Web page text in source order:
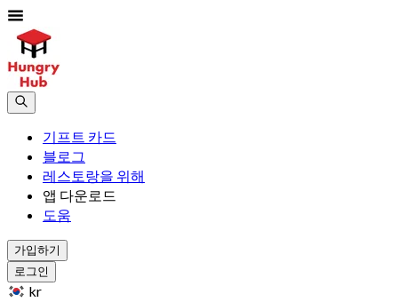
기프트 카드
블로그
레스토랑을 위해
앱 다운로드
도움
가입하기
로그인
kr